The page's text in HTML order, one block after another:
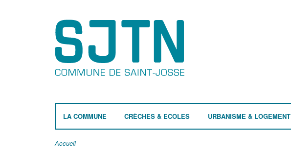
LA COMMUNE CRÈCHES & ECOLES URBANISME & LOGEMENT
Accueil